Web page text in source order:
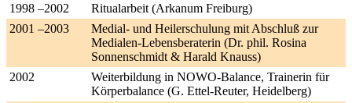
1998 –2002
Ritualarbeit (Arkanum Freiburg)
2001 –2003
Medial- und Heilerschulung mit Abschluß zur
Medialen-Lebensberaterin (Dr. phil. Rosina
Sonnenschmidt & Harald Knauss)
2002
Weiterbildung in NOWO-Balance, Trainerin für
Körperbalance (G. Ettel-Reuter, Heidelberg)